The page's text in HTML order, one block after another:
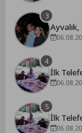
3
4
İlk
5
İlk